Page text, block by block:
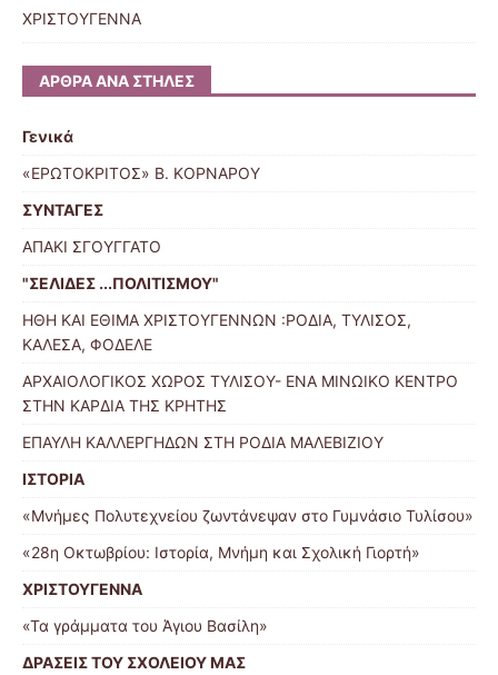
ΧΡΙΣΤΟΥΓΕΝΝΑ
ΆΡΘΡΑ ΑΝΆ ΣΤΉΛΕΣ
Γενικά
«ΕΡΩΤΟΚΡΙΤΟΣ» Β. ΚΟΡΝΑΡΟΥ
ΣΥΝΤΑΓΕΣ
ΑΠΑΚΙ ΣΓΟΥΓΓΑΤΟ
"ΣΕΛΙΔΕΣ ...ΠΟΛΙΤΙΣΜΟΥ"
ΗΘΗ ΚΑΙ ΕΘΙΜΑ ΧΡΙΣΤΟΥΓΕΝΝΩΝ :ΡΟΔΙΑ, ΤΥΛΙΣΟΣ,
ΚΑΛΕΣΑ, ΦΟΔΕΛΕ
ΑΡΧΑΙΟΛΟΓΙΚΟΣ ΧΩΡΟΣ ΤΥΛΙΣΟΥ- ΕΝΑ ΜΙΝΩΙΚΟ ΚΕΝΤΡΟ
ΣΤΗΝ ΚΑΡΔΙΑ ΤΗΣ ΚΡΗΤΗΣ
ΕΠΑΥΛΗ ΚΑΛΛΕΡΓΗΔΩΝ ΣΤΗ ΡΟΔΙΑ ΜΑΛΕΒΙΖΙΟΥ
ΙΣΤΟΡΙΑ
«Μνήμες Πολυτεχνείου ζωντάνεψαν στο Γυμνάσιο Τυλίσου»
«28η Οκτωβρίου: Ιστορία, Μνήμη και Σχολική Γιορτή»
ΧΡΙΣΤΟΥΓΕΝΝΑ
«Τα γράμματα του Άγιου Βασίλη»
ΔΡΑΣΕΙΣ ΤΟΥ ΣΧΟΛΕΙΟΥ ΜΑΣ